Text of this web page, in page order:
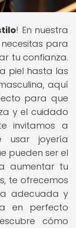
! En nuestra
para
tu confianza.
piel hasta las
aquí
para que
y el cuidado
invitamos a
usar joyería
pueden ser el
aumentar tu
te ofrecemos
adecuada y
en perfecto
cómo